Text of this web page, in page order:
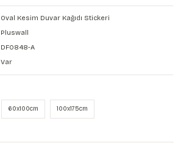
Oval Kesim Duvar Kağıdı Stickeri
Pluswall
DF0848-A
Var
60x100cm 100x175cm